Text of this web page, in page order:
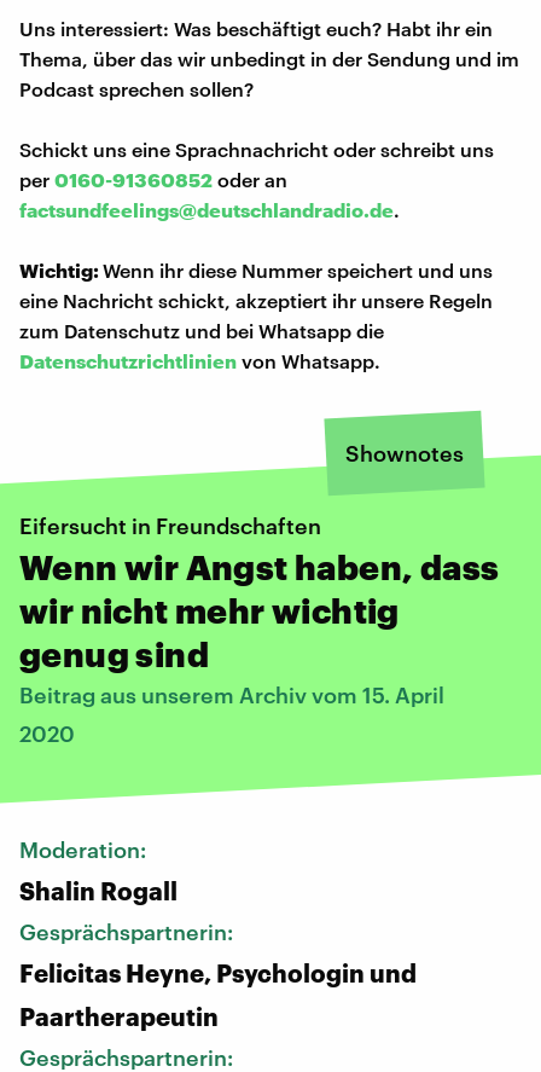
Uns interessiert: Was beschäftigt euch? Habt ihr ein
Thema, über das wir unbedingt in der Sendung und im
Podcast sprechen sollen?
Schickt uns eine Sprachnachricht oder schreibt uns
per 0160-91360852 oder an
factsundfeelings@deutschlandradio.de.
Wichtig:Wenn ihr diese Nummer speichert und uns
eine Nachricht schickt, akzeptiert ihr unsere Regeln
zum Datenschutz und bei Whatsapp die
Datenschutzrichtlinien von Whatsapp.
Shownotes
Eifersucht in Freundschaften
Wenn wir Angst haben, dass
wir nicht mehr wichtig
genug sind
Beitrag aus unserem Archiv vom 15. April
2020
Moderation:
Shalin Rogall
Gesprächspartnerin:
Felicitas Heyne, Psychologin und
Paartherapeutin
Gesprächspartnerin: